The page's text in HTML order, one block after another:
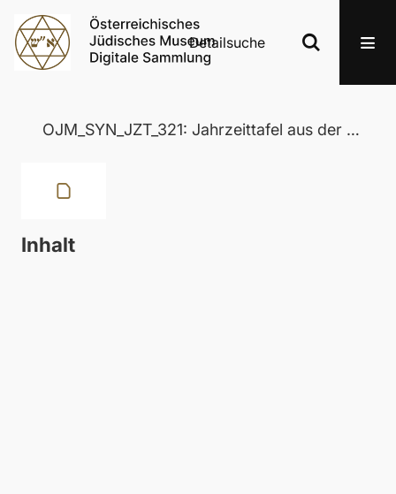
Detailsuche
OJM_SYN_JZT_321: Jahrzeittafel aus der Wertheimer Synagoge in Eisenstadt
Inhalt